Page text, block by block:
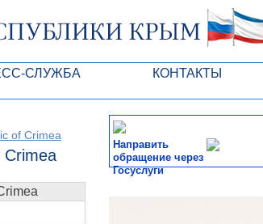
acts of the VR
СЛУЖБА
СМИ
КОНТАКТЫ
of Crimea
Crimea
Направить
обращение через
Госуслуги